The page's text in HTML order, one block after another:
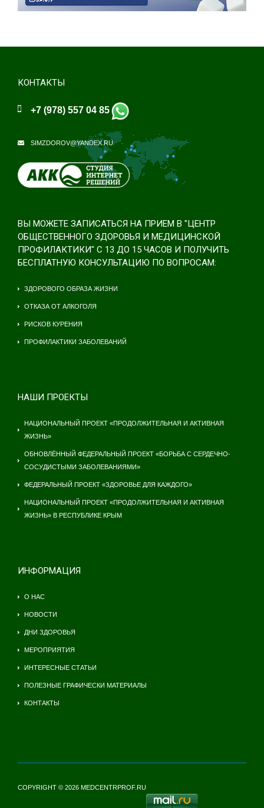
КОНТАКТЫ
+7 (978) 557 04 85
SIMZDOROV@YANDEX.RU
ВЫ МОЖЕТЕ ЗАПИСАТЬСЯ НА ПРИЕМ В "ЦЕНТР
ОБЩЕСТВЕННОГО ЗДОРОВЬЯ И МЕДИЦИНСКОЙ
ПРОФИЛАКТИКИ" С 13 ДО 15 ЧАСОВ И ПОЛУЧИТЬ
БЕСПЛАТНУЮ КОНСУЛЬТАЦИЮ ПО ВОПРОСАМ:
ЗДОРОВОГО ОБРАЗА ЖИЗНИ
ОТКАЗА ОТ АЛКОГОЛЯ
РИСКОВ КУРЕНИЯ
ПРОФИЛАКТИКИ ЗАБОЛЕВАНИЙ
НАШИ ПРОЕКТЫ
НАЦИОНАЛЬНЫЙ ПРОЕКТ «ПРОДОЛЖИТЕЛЬНАЯ И АКТИВНАЯ
ЖИЗНЬ»
ОБНОВЛЁННЫЙ ФЕДЕРАЛЬНЫЙ ПРОЕКТ «БОРЬБА С СЕРДЕЧНО-
СОСУДИСТЫМИ ЗАБОЛЕВАНИЯМИ»
ФЕДЕРАЛЬНЫЙ ПРОЕКТ «ЗДОРОВЬЕ ДЛЯ КАЖДОГО»
НАЦИОНАЛЬНЫЙ ПРОЕКТ «ПРОДОЛЖИТЕЛЬНАЯ И АКТИВНАЯ
ЖИЗНЬ» В РЕСПУБЛИКЕ КРЫМ
ИНФОРМАЦИЯ
О НАС
НОВОСТИ
ДНИ ЗДОРОВЬЯ
МЕРОПРИЯТИЯ
ИНТЕРЕСНЫЕ СТАТЬИ
ПОЛЕЗНЫЕ ГРАФИЧЕСКИ МАТЕРИАЛЫ
КОНТАКТЫ
COPYRIGHT © 2026 MEDCENTRPROF.RU